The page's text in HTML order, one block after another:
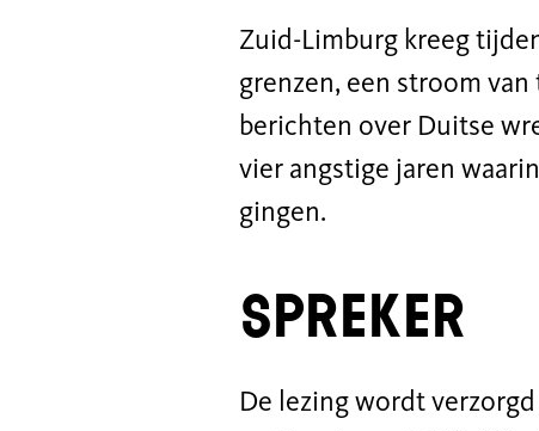
Zuid-Limburg kreeg
grenzen, een stroom
berichten over Duitse
vier angstige jaren
gingen.
Spreker
De lezing wordt